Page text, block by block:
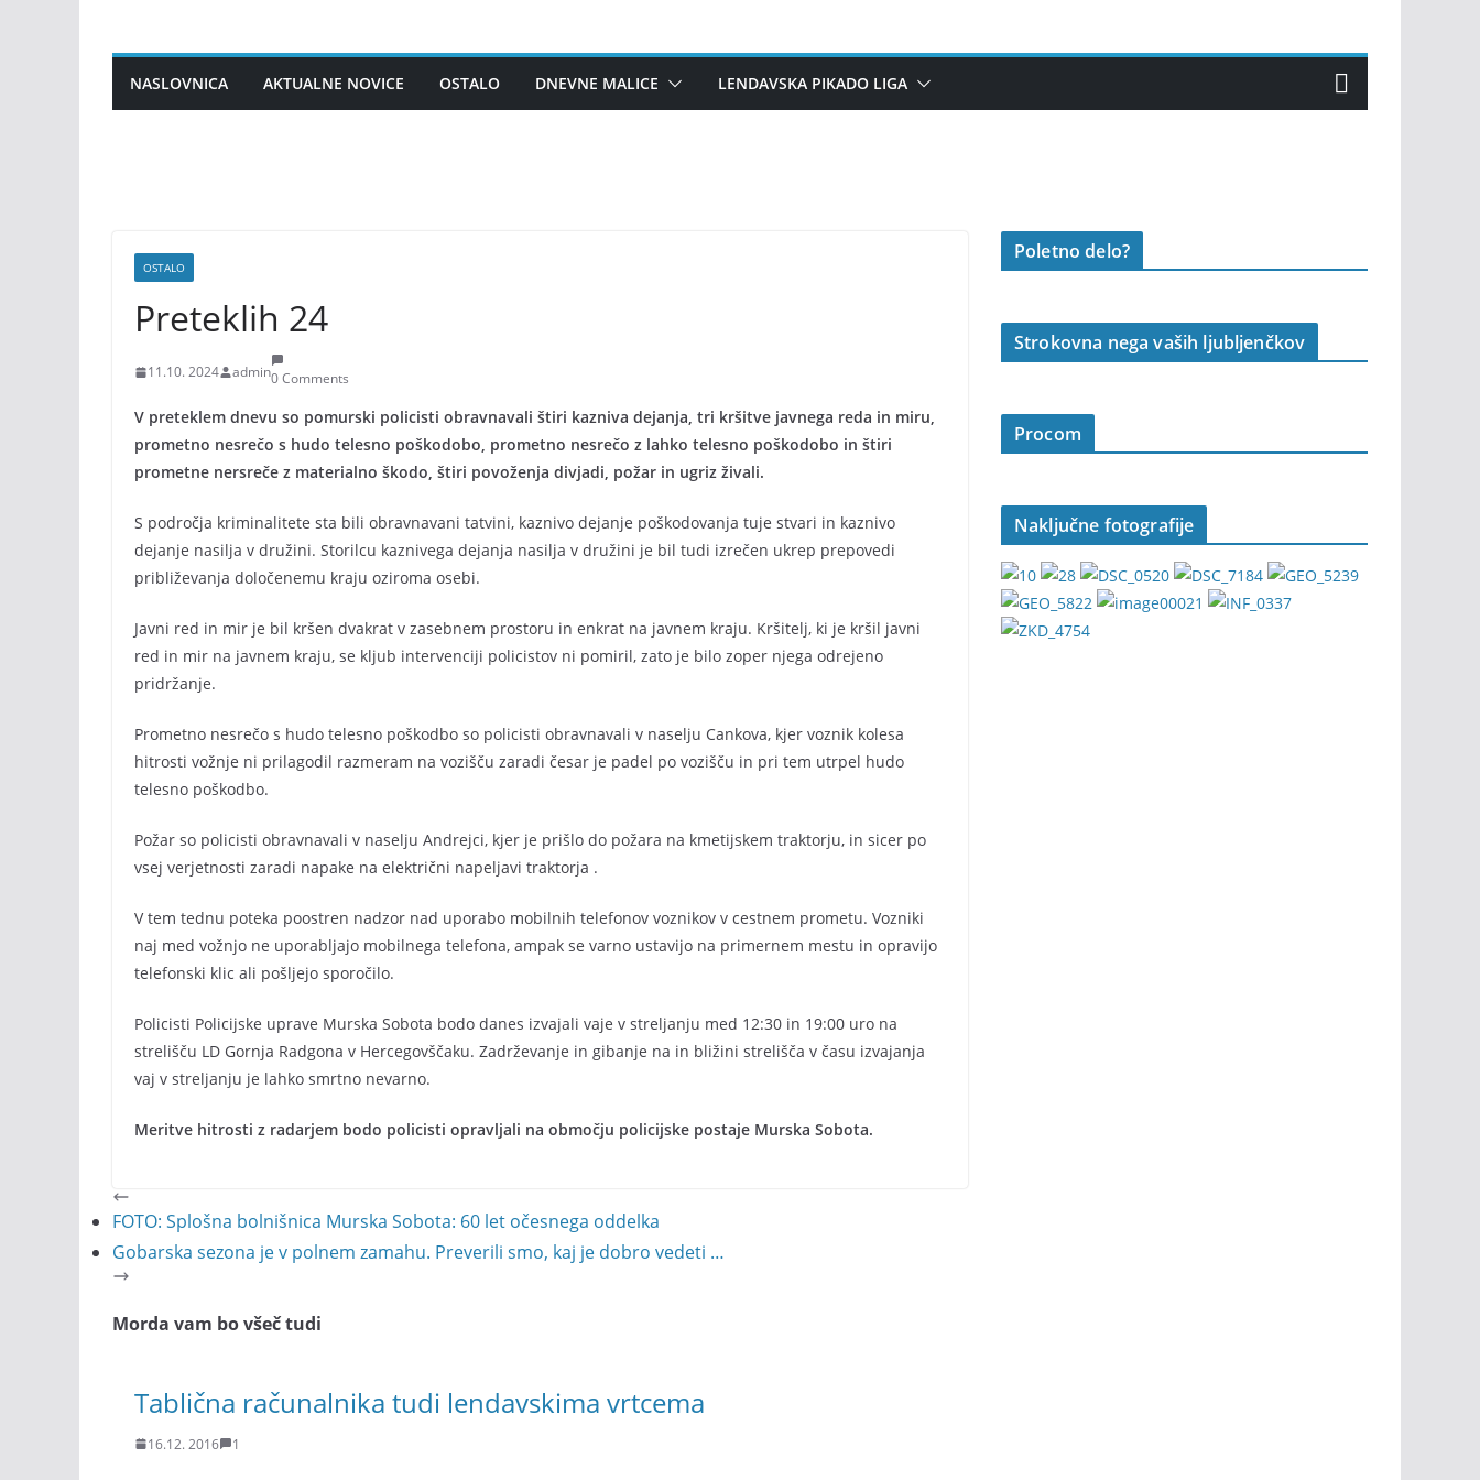
contentNASLOVNICA AKTUALNE NOVICE OSTALO DNEVNE MALICE LENDAVSKA PIKADO LIGA
OSTALO
Preteklih 24
11.10. 2024 admin0 Comments
V preteklem dnevu so pomurski policisti obravnavali štiri kazniva dejanja, tri kršitve javnega reda in miru,
prometno nesrečo s hudo telesno poškodobo, prometno nesrečo z lahko telesno poškodobo in štiri
prometne nersreče z materialno škodo, štiri povoženja divjadi, požar in ugriz živali.
S področja kriminalitete sta bili obravnavani tatvini, kaznivo dejanje poškodovanja tuje stvari in kaznivo
dejanje nasilja v družini. Storilcu kaznivega dejanja nasilja v družini je bil tudi izrečen ukrep prepovedi
približevanja določenemu kraju oziroma osebi.
Javni red in mir je bil kršen dvakrat v zasebnem prostoru in enkrat na javnem kraju. Kršitelj, ki je kršil javni
red in mir na javnem kraju, se kljub intervenciji policistov ni pomiril, zato je bilo zoper njega odrejeno
pridržanje.
Prometno nesrečo s hudo telesno poškodbo so policisti obravnavali v naselju Cankova, kjer voznik kolesa
hitrosti vožnje ni prilagodil razmeram na vozišču zaradi česar je padel po vozišču in pri tem utrpel hudo
telesno poškodbo.
Požar so policisti obravnavali v naselju Andrejci, kjer je prišlo do požara na kmetijskem traktorju, in sicer po
vsej verjetnosti zaradi napake na električni napeljavi traktorja .
V tem tednu poteka poostren nadzor nad uporabo mobilnih telefonov voznikov v cestnem prometu. Vozniki
naj med vožnjo ne uporabljajo mobilnega telefona, ampak se varno ustavijo na primernem mestu in opravijo
telefonski klic ali pošljejo sporočilo.
Policisti Policijske uprave Murska Sobota bodo danes izvajali vaje v streljanju med 12:30 in 19:00 uro na
strelišču LD Gornja Radgona v Hercegovščaku. Zadrževanje in gibanje na in bližini strelišča v času izvajanja
vaj v streljanju je lahko smrtno nevarno.
Meritve hitrosti z radarjem bodo policisti opravljali na območju policijske postaje Murska Sobota.
FOTO: Splošna bolnišnica Murska Sobota: 60 let očesnega oddelka
Gobarska sezona je v polnem zamahu. Preverili smo, kaj je dobro vedeti …
Morda vam bo všeč tudi
Tablična računalnika tudi lendavskima vrtcema
16.12. 2016 1
Poletno delo?
Strokovna nega vaših ljubljenčkov
Procom
Naključne fotografije